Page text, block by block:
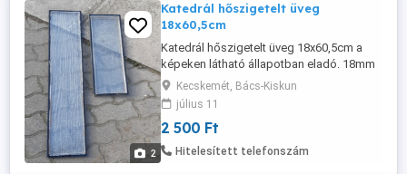
2
Katedrál hőszigetelt üveg
18x60,5cm
Katedrál hőszigetelt üveg 18x60,5cm a
képeken látható állapotban eladó. 18mm
széles.Kecskemét, Bács-Kiskun
július 11
2 500 Ft
Hitelesített telefonszám